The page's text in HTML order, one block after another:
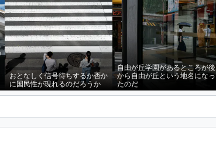
おとなしく信号待ちするか否か
に国民性が現れるのだろうか
自由が丘学園があるところが後
から自由が丘という地名になっ
たのだ